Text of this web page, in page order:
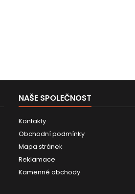
NAŠE SPOLEČNOST
Kontakty
Obchodní podmínky
Mapa stránek
Reklamace
Kamenné obchody